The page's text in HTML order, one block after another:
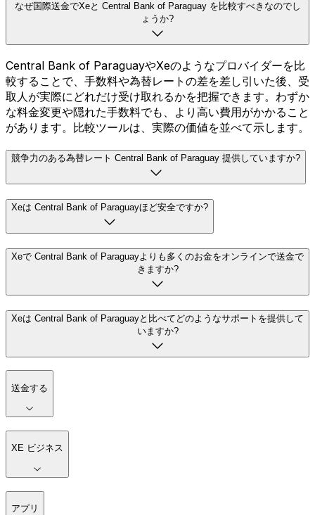
なぜ国際送金でXeと Central Bank of Paraguay を比較すべきなのでし
ょうか?
Central Bank of ParaguayやXeのようなプロバイダーを比
較することで、手数料や為替レートの差を差し引いた後、受
取人が実際にどれだけ受け取れるかを把握できます。わずか
な料金変更や隠れた手数料でも、より高い費用がかかること
があります。比較ツールは、実際の価値を並べて示します。
競争力のある為替レート Central Bank of Paraguay 提供していますか?
Xeは Central Bank of Paraguayほど安全ですか?
Xeで Central Bank of Paraguayよりも多くのお金をオンラインで送金で
きますか?
Xeは Central Bank of Paraguayと比べてどのようなサポートを提供して
いますか?
送金する
XE ビジネス
アプリ